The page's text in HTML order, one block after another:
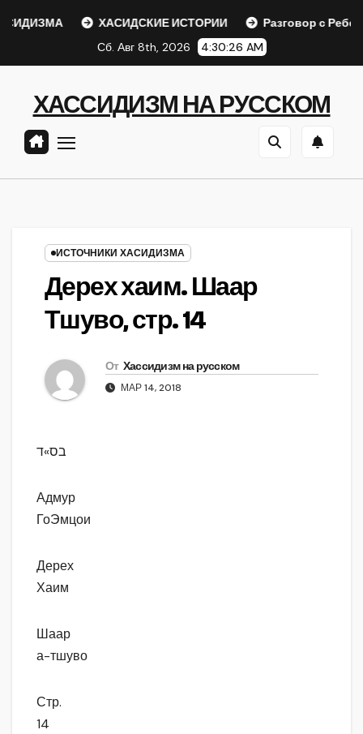
ХАСИДСКИЕ ИСТОРИИ
Разговор с Ребе
Сб. Авг 8th, 2026
4:30:26 AM
ХАССИДИЗМ НА РУССКОМ
ИСТОЧНИКИ ХАСИДИЗМА
Дерех хаим. Шаар
Тшуво, стр. 14
От Хассидизм на русском
МАР 14, 2018
בס»ד
Адмур
ГоЭмцои
Дерех
Хаим
Шаар
а-тшуво
Стр.
14